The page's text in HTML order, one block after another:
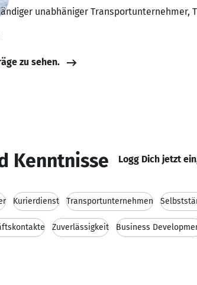
unabhäniger Transportunternehmer,
zu sehen.
Kenntnisse Logg Dich jetzt
Kurierdienst Transportunternehmen
Zuverlässigkeit Business